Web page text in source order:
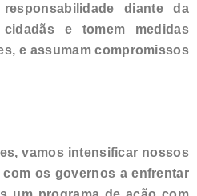
diante da
e tomem medidas
e assumam compromissos
vamos intensificar nossos
os governos a enfrentar